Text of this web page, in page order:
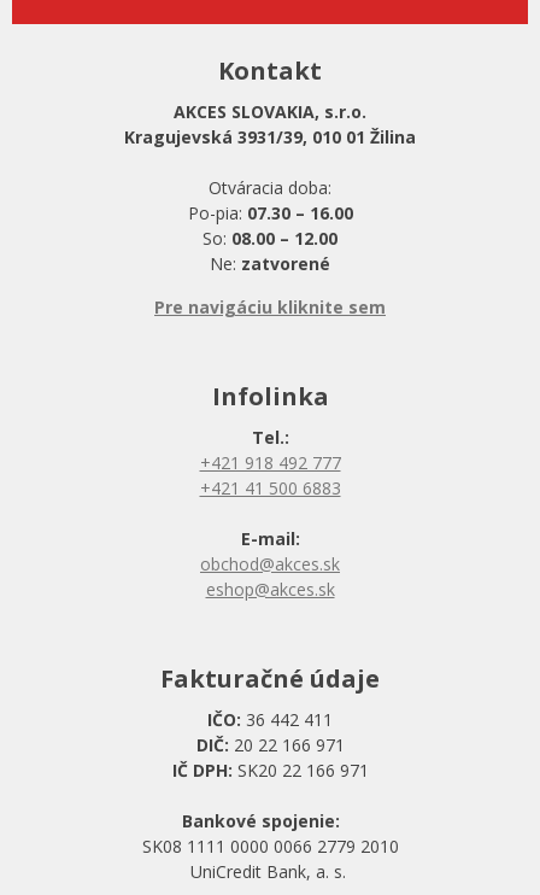
Kontakt
AKCES SLOVAKIA, s.r.o.
Kragujevská 3931/39, 010 01 Žilina
Otváracia doba:
Po-pia: 07.30 – 16.00
So: 08.00 – 12.00
Ne: zatvorené
Pre navigáciu kliknite sem
Infolinka
Tel.:
+421 918 492 777
+421 41 500 6883
E-mail:
obchod@akces.sk
eshop@akces.sk
Fakturačné údaje
IČO: 36 442 411
DIČ: 20 22 166 971
IČ DPH: SK20 22 166 971
Bankové spojenie:
SK08 1111 0000 0066 2779 2010
UniCredit Bank, a. s.